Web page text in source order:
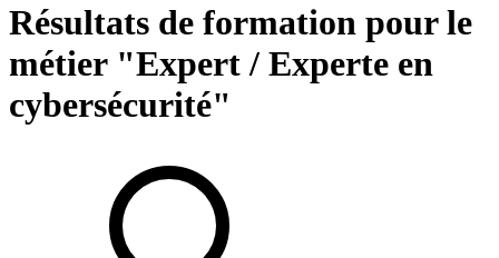
Résultats de formation pour le
métier "Expert / Experte en
cybersécurité"